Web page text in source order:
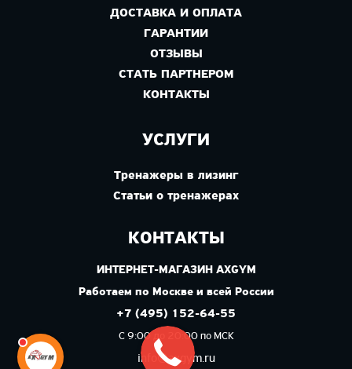
ДОСТАВКА И ОПЛАТА
ГАРАНТИИ
ОТЗЫВЫ
СТАТЬ ПАРТНЕРОМ
КОНТАКТЫ
УСЛУГИ
Тренажеры в лизинг
Статьи о тренажерах
КОНТАКТЫ
ИНТЕРНЕТ-МАГАЗИН AXGYM
Работаем по Москве и всей России
+7 (495) 152-64-55
С 9:00 до 20:00 по МСК
info@axgym.ru